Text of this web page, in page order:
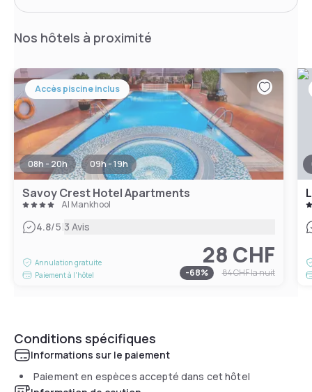
Nos hôtels à proximité
Accès piscine inclus
08h - 20h 09h - 19h
Savoy Crest Hotel Apartments
Al Mankhool
4.8/5|3 Avis
Annulation gratuite
Paiement à l'hôtel
28 CHF
-68% 84 CHFla nuit
Conditions spécifiques
Informations sur le paiement
Paiement en espèces accepté dans cet hôtel